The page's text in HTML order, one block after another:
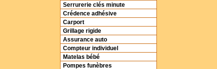
Serrurerie clés minute
Crédence adhésive
Carport
Grillage rigide
Assurance auto
Compteur individuel
Matelas bébé
Pompes funèbres